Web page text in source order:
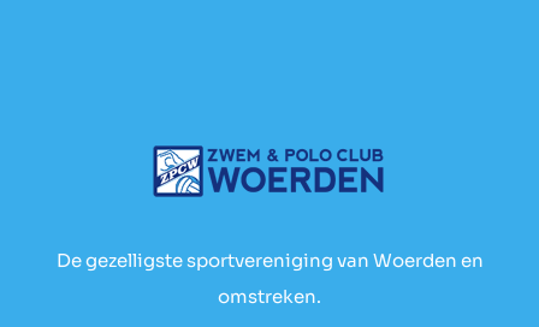
De gezelligste sportvereniging van Woerden en
omstreken.